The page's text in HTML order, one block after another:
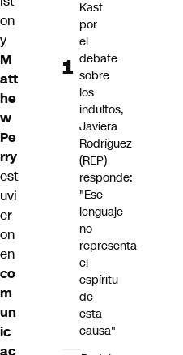
on
y
M
att
he
w
Pe
rry
est
uvi
er
on
en
co
m
un
ic
ac
Kast
por
el
debate
sobre
los
indultos,
Javiera
Rodríguez
(REP)
responde:
"Ese
lenguaje
no
representa
el
espíritu
de
esta
causa"